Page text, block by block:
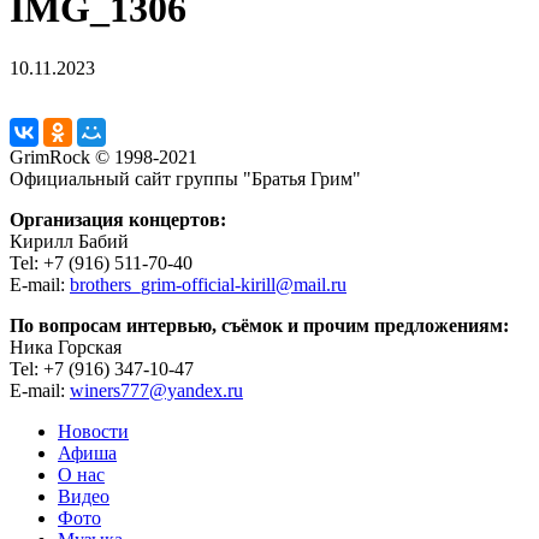
IMG_1306
10.11.2023
GrimRock © 1998-2021
Официальный сайт группы "Братья Грим"
Организация концертов:
Кирилл Бабий
Tel: +7 (916) 511-70-40
E-mail: brothers_grim-official-kirill@mail.ru
По вопросам интервью, съёмок и прочим предложениям:
Ника Горская
Tel: +7 (916) 347-10-47
E-mail: winers777@yandex.ru
Новости
Афиша
О нас
Видео
Фото